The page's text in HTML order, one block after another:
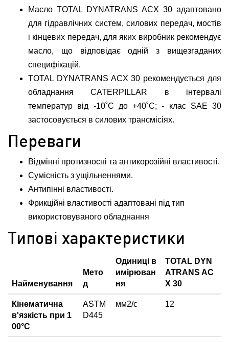
Масло TOTAL DYNATRANS ACX 30 адаптовано
для гідравлічних систем, силових передач, мостів
і кінцевих передач, для яких виробник рекомендує
масло, що відповідає одній з вищезгаданих
специфікацій.
TOTAL DYNATRANS ACX 30 рекомендується для
обладнання CATERPILLAR в інтервалі
температур від -10˚С до +40˚С; - клас SAE 30
застосовується в силових трансмісіях.
Переваги
Відмінні протизносні та антикорозійні властивості.
Сумісність з ущільненнями.
Антипінні властивості.
Фрикційні властивості адаптовані під тип
використовуваного обладнання
Типові характеристики
Найменування
Мето
д
Одиниці в
имірюван
ня
TOTAL DYN
ATRANS AC
X 30
Кінематична
в'язкість при 1
00°С
ASTM
D445
мм2/с 12